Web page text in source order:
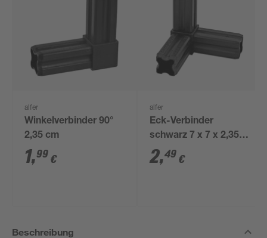
alfer
Winkelverbinder 90°
2,35 cm
1,99 €
alfer
Eck-Verbinder
schwarz 7 x 7 x 2,35
cm
2,49 €
Beschreibung